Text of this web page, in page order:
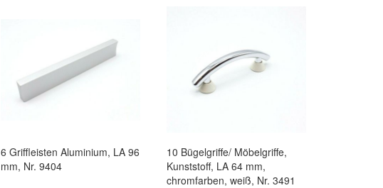
6 Griffleisten Aluminium, LA 96
mm, Nr. 9404
10 Bügelgriffe/ Möbelgriffe,
Kunststoff, LA 64 mm,
chromfarben, weiß, Nr. 3491